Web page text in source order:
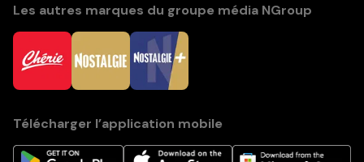
Les autres marques du groupe média NGroup
Télécharger l’application mobile